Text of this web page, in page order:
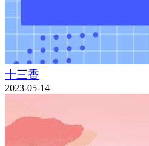
十三香
2023-05-14